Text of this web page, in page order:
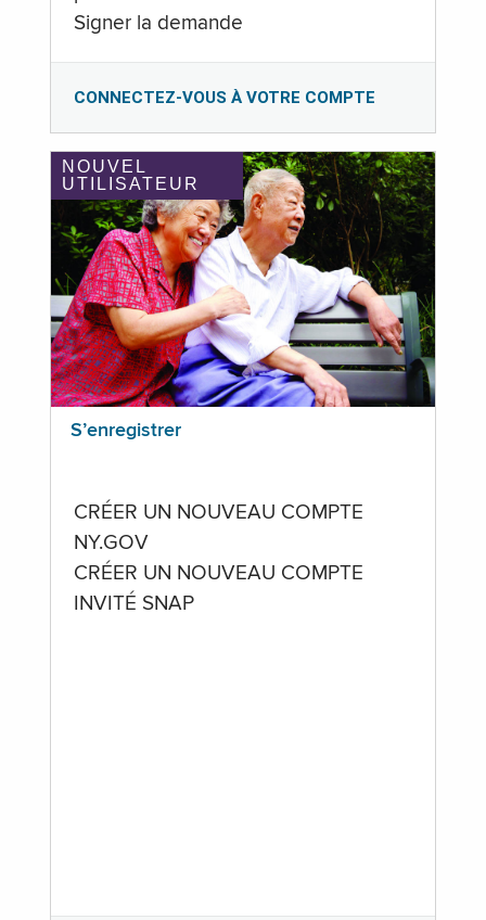
Signer la demande
CONNECTEZ-VOUS À VOTRE COMPTE
NOUVEL
UTILISATEUR
S’enregistrer
CRÉER UN NOUVEAU COMPTE
NY.GOV
CRÉER UN NOUVEAU COMPTE
INVITÉ SNAP